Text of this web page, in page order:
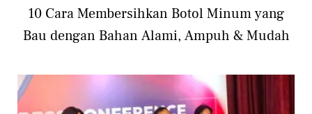
10 Cara Membersihkan Botol Minum yang
Bau dengan Bahan Alami, Ampuh & Mudah